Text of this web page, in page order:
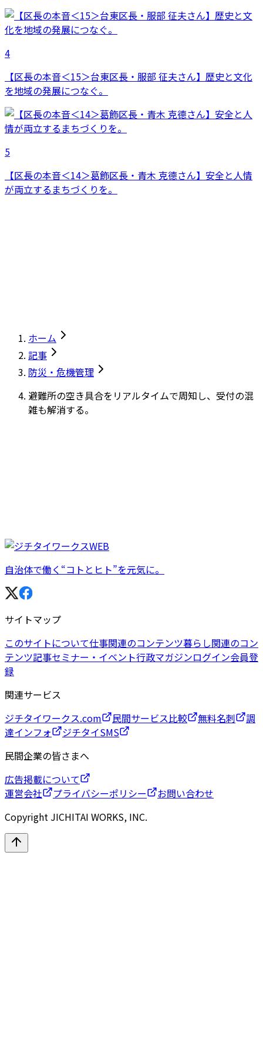
4
【区長の本音＜15＞台東区長・服部 征夫さん】歴史と文化
を地域の発展につなぐ。
5
【区長の本音＜14＞葛飾区長・青木 克德さん】安全と人情
が両立するまちづくりを。
ホーム
記事
防災・危機管理
避難所の空き具合をリアルタイムで周知し、受付の混
雑も解消する。
自治体で働く“コトとヒト”を元気に。
サイトマップ
このサイトについて仕事関連のコンテンツ暮らし関連のコン
テンツ記事セミナー・イベント行政マガジンログイン会員登
録
関連サービス
ジチタイワークス.com
民間サービス比較 無料名刺
調
達インフォ
ジチタイSMS
民間企業の皆さまへ
広告掲載について
運営会社
プライバシーポリシー
お問い合わせ
Copyright JICHITAI WORKS, INC.